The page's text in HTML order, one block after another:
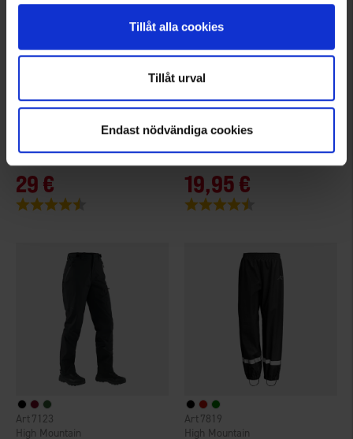
Tillåt alla cookies
Tillåt urval
Endast nödvändiga cookies
Kinder Regenhose Bergen WP
29 €
Bewertung:
Kinder Regenhose Glommen WP
High Mountain
19,95 €
Bewertung:
High Mountain
7123
High Mountain
7819